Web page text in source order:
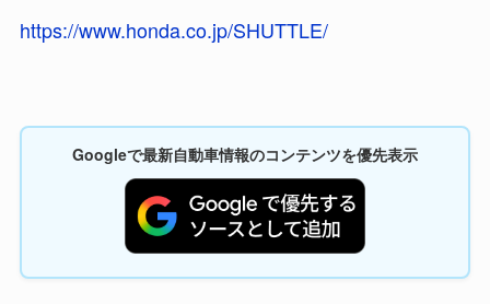
https://www.honda.co.jp/SHUTTLE/
Googleで最新自動車情報のコンテンツを優先表示